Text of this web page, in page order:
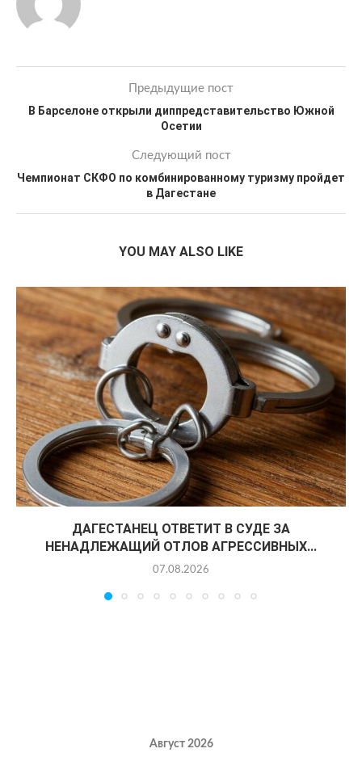
Предыдущие пост
В Барселоне открыли диппредставительство Южной
Осетии
Следующий пост
Чемпионат СКФО по комбинированному туризму пройдет
в Дагестане
YOU MAY ALSO LIKE
ДАГЕСТАНЕЦ ОТВЕТИТ В СУДЕ ЗА
НЕНАДЛЕЖАЩИЙ ОТЛОВ АГРЕССИВНЫХ...
07.08.2026
Август 2026